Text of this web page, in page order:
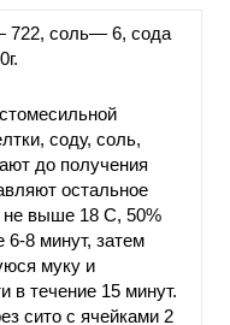
722, соль— 6, сода
соду, соль,
до получения
остальное
не выше 18 С, 50%
8 минут, затем
муку и
в течение 15 минут.
сито с ячейками 2